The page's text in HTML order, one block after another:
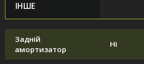
ІНШЕ
Задній
амортизатор
Ні